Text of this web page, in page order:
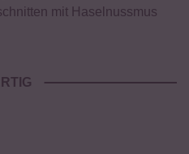
mit Haselnussmus